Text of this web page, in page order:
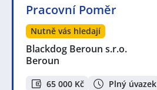
Pracovní Poměr
Nutně vás hledají
Blackdog Beroun s.r.o.
Beroun
65 000 Kč
Plný úvazek